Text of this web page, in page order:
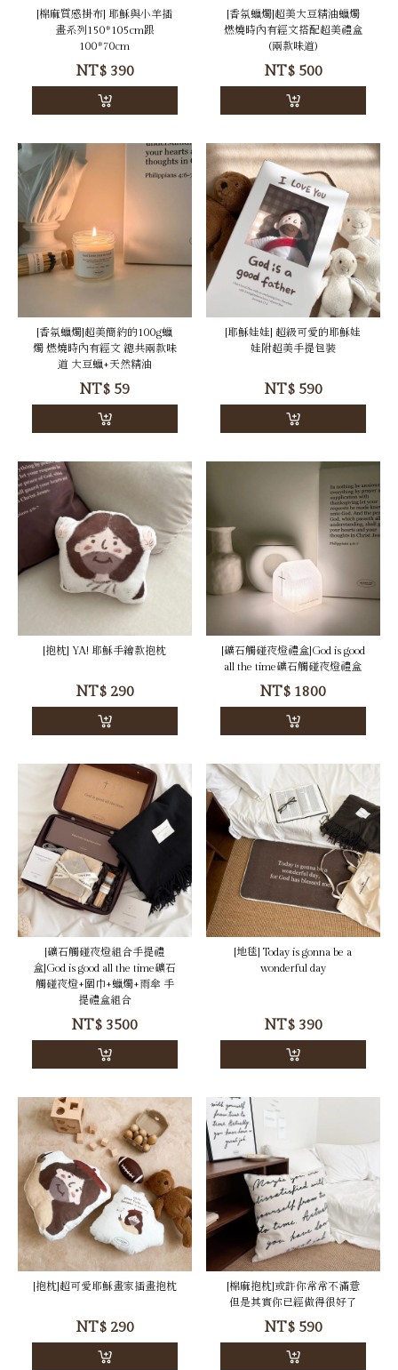
[棉麻質感掛布] 耶穌與小羊插
畫系列150*105cm跟
100*70cm
NT$390
[香氛蠟燭]超美大豆精油蠟燭
燃燒時內有經文搭配超美禮盒
(兩款味道)
NT$500
[香氛蠟燭]超美簡約的100g蠟
燭 燃燒時內有經文 總共兩款味
道 大豆蠟+天然精油
NT$59
[耶穌娃娃] 超級可愛的耶穌娃
NT$590
NT$290
[礦石觸碰夜燈禮盒]God is good
all the time礦石觸碰夜燈禮盒
NT$1800
[礦石觸碰夜燈組合手提禮
盒]God is good all the time礦石
觸碰夜燈+圍巾+蠟燭+雨傘 手
提禮盒組合
NT$3500
[地毯] Today is gonna be a
NT$390
NT$290
[棉麻抱枕]或許你常常不滿意
但是其實你已經做得很好了
NT$590